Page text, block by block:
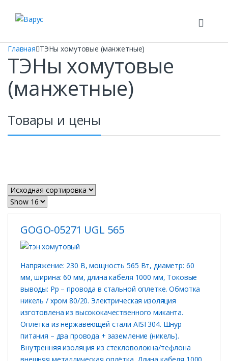
Главная ТЭНы хомутовые (манжетные)
ТЭНы хомутовые
(манжетные)
Товары и цены
GOGO-05271 UGL 565
Напряжение: 230 В, мощность 565 Вт, диаметр: 60
мм, ширина: 60 мм, длина кабеля 1000 мм, Токовые
выводы: Рр – провода в стальной оплетке. Обмотка
никель / хром 80/20. Электрическая изоляция
изготовлена ​​из высококачественного миканта.
Оплётка из нержавеющей стали AISI 304. Шнур
питания – два провода + заземление (никель).
Внутренняя изоляция из стекловолокна/тефлона